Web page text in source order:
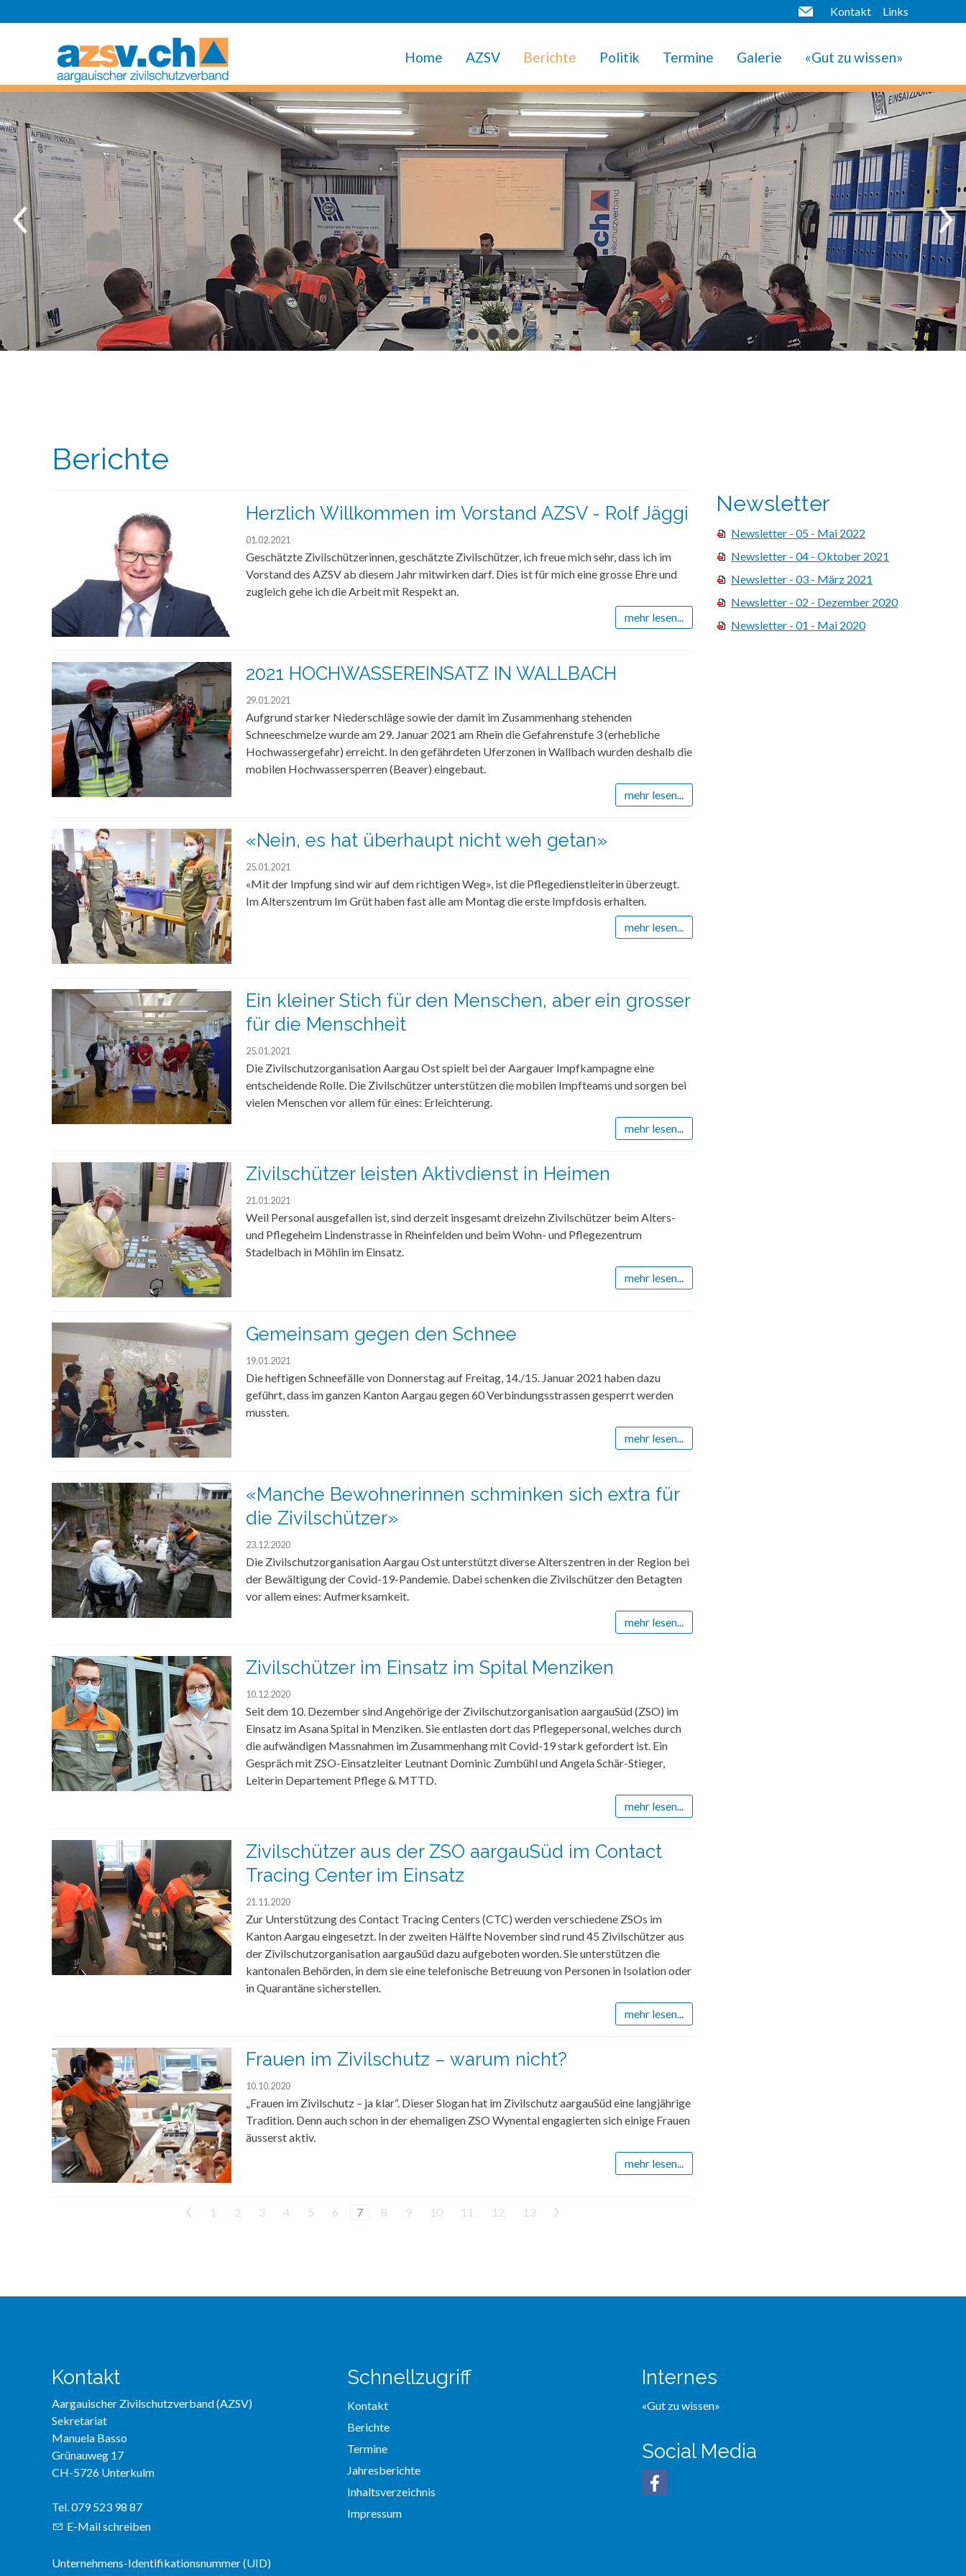
Links
Kontakt
Home AZSV Berichte Politik Termine Galerie «Gut zu wissen»
Berichte
Herzlich Willkommen im Vorstand AZSV - Rolf Jäggi
01.02.2021
Geschätzte Zivilschützerinnen, geschätzte Zivilschützer, ich freue mich sehr, dass ich im
Vorstand des AZSV ab diesem Jahr mitwirken darf. Dies ist für mich eine grosse Ehre und
zugleich gehe ich die Arbeit mit Respekt an.
mehr lesen...
2021 HOCHWASSEREINSATZ IN WALLBACH
29.01.2021
Aufgrund starker Niederschläge sowie der damit im Zusammenhang stehenden
Schneeschmelze wurde am 29. Januar 2021 am Rhein die Gefahrenstufe 3 (erhebliche
Hochwassergefahr) erreicht. In den gefährdeten Uferzonen in Wallbach wurden deshalb die
mobilen Hochwassersperren (Beaver) eingebaut.
mehr lesen...
«Nein, es hat überhaupt nicht weh getan»
25.01.2021
«Mit der Impfung sind wir auf dem richtigen Weg», ist die Pflegedienstleiterin überzeugt.
Im Alterszentrum Im Grüt haben fast alle am Montag die erste Impfdosis erhalten.
mehr lesen...
Ein kleiner Stich für den Menschen, aber ein grosser
für die Menschheit
25.01.2021
Die Zivilschutzorganisation Aargau Ost spielt bei der Aargauer Impfkampagne eine
entscheidende Rolle. Die Zivilschützer unterstützen die mobilen Impfteams und sorgen bei
vielen Menschen vor allem für eines: Erleichterung.
mehr lesen...
Zivilschützer leisten Aktivdienst in Heimen
21.01.2021
Weil Personal ausgefallen ist, sind derzeit insgesamt dreizehn Zivilschützer beim Alters-
und Pflegeheim Lindenstrasse in Rheinfelden und beim Wohn- und Pflegezentrum
Stadelbach in Möhlin im Einsatz.
mehr lesen...
Gemeinsam gegen den Schnee
19.01.2021
Die heftigen Schneefälle von Donnerstag auf Freitag, 14./15. Januar 2021 haben dazu
geführt, dass im ganzen Kanton Aargau gegen 60 Verbindungsstrassen gesperrt werden
mussten.
mehr lesen...
«Manche Bewohnerinnen schminken sich extra für
die Zivilschützer»
23.12.2020
Die Zivilschutzorganisation Aargau Ost unterstützt diverse Alterszentren in der Region bei
der Bewältigung der Covid-19-Pandemie. Dabei schenken die Zivilschützer den Betagten
vor allem eines: Aufmerksamkeit.
mehr lesen...
Zivilschützer im Einsatz im Spital Menziken
10.12.2020
Seit dem 10. Dezember sind Angehörige der Zivilschutzorganisation aargauSüd (ZSO) im
Einsatz im Asana Spital in Menziken. Sie entlasten dort das Pflegepersonal, welches durch
die aufwändigen Massnahmen im Zusammenhang mit Covid-19 stark gefordert ist. Ein
Gespräch mit ZSO-Einsatzleiter Leutnant Dominic Zumbühl und Angela Schär-Stieger,
Leiterin Departement Pflege & MTTD.
mehr lesen...
Zivilschützer aus der ZSO aargauSüd im Contact
Tracing Center im Einsatz
21.11.2020
Zur Unterstützung des Contact Tracing Centers (CTC) werden verschiedene ZSOs im
Kanton Aargau eingesetzt. In der zweiten Hälfte November sind rund 45 Zivilschützer aus
der Zivilschutzorganisation aargauSüd dazu aufgeboten worden. Sie unterstützen die
kantonalen Behörden, in dem sie eine telefonische Betreuung von Personen in Isolation oder
in Quarantäne sicherstellen.
mehr lesen...
Frauen im Zivilschutz – warum nicht?
10.10.2020
„Frauen im Zivilschutz – ja klar“. Dieser Slogan hat im Zivilschutz aargauSüd eine langjährige
Tradition. Denn auch schon in der ehemaligen ZSO Wynental engagierten sich einige Frauen
äusserst aktiv.
mehr lesen...
< 1 2 3 4 5 6 7 8 9 10 11 12 13 >
Newsletter
Newsletter - 05 - Mai 2022
Newsletter - 04 - Oktober 2021
Newsletter - 03 - März 2021
Newsletter - 02 - Dezember 2020
Newsletter - 01 - Mai 2020
Kontakt
Aargauischer Zivilschutzverband (AZSV)
Sekretariat
Manuela Basso
Grünauweg 17
CH-5726 Unterkulm
Tel. 079 523 98 87
E-Mail schreiben
Unternehmens-Identifikationsnummer (UID)
Schnellzugriff
Kontakt
Berichte
Termine
Jahresberichte
Inhaltsverzeichnis
Impressum
Internes
«Gut zu wissen»
Social Media